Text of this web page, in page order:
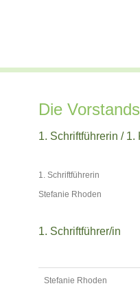
Die
1. Schriftführerin / 1.
1. Schriftführerin
Stefanie Rhoden
1. Schriftführer/in
Stefanie Rhoden